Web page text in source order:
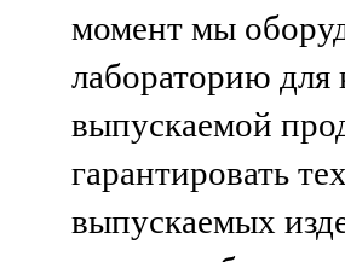
момент мы
лабораторию для
выпускаемой
гарантировать
выпускаемых